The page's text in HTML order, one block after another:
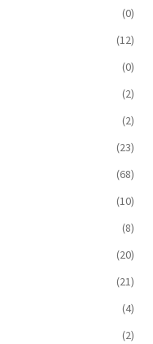
(0)
(12)
(0)
(2)
(2)
(23)
(68)
(10)
(8)
(20)
(21)
(4)
(2)